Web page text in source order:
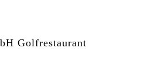
Golfrestaurant